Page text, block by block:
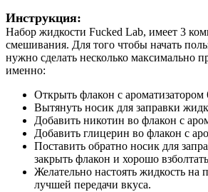
Инструкция:
Набор жидкости Fucked Lab, имеет 3
смешивания. Для того чтобы начать
нужно сделать несколько максимально
именно:
Открыть флакон с ароматизатором
Вытянуть носик для заправки
Добавить никотин во флакон с
Добавить глицерин во флакон с
Поставить обратно носик для
закрыть флакон и хорошо
Желательно настоять жидкость на
лучшей передачи вкуса.